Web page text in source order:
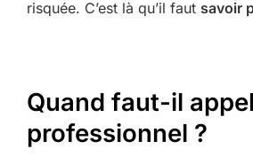
risquée. C’est là qu’il faut savoir
Quand faut-il
professionnel ?